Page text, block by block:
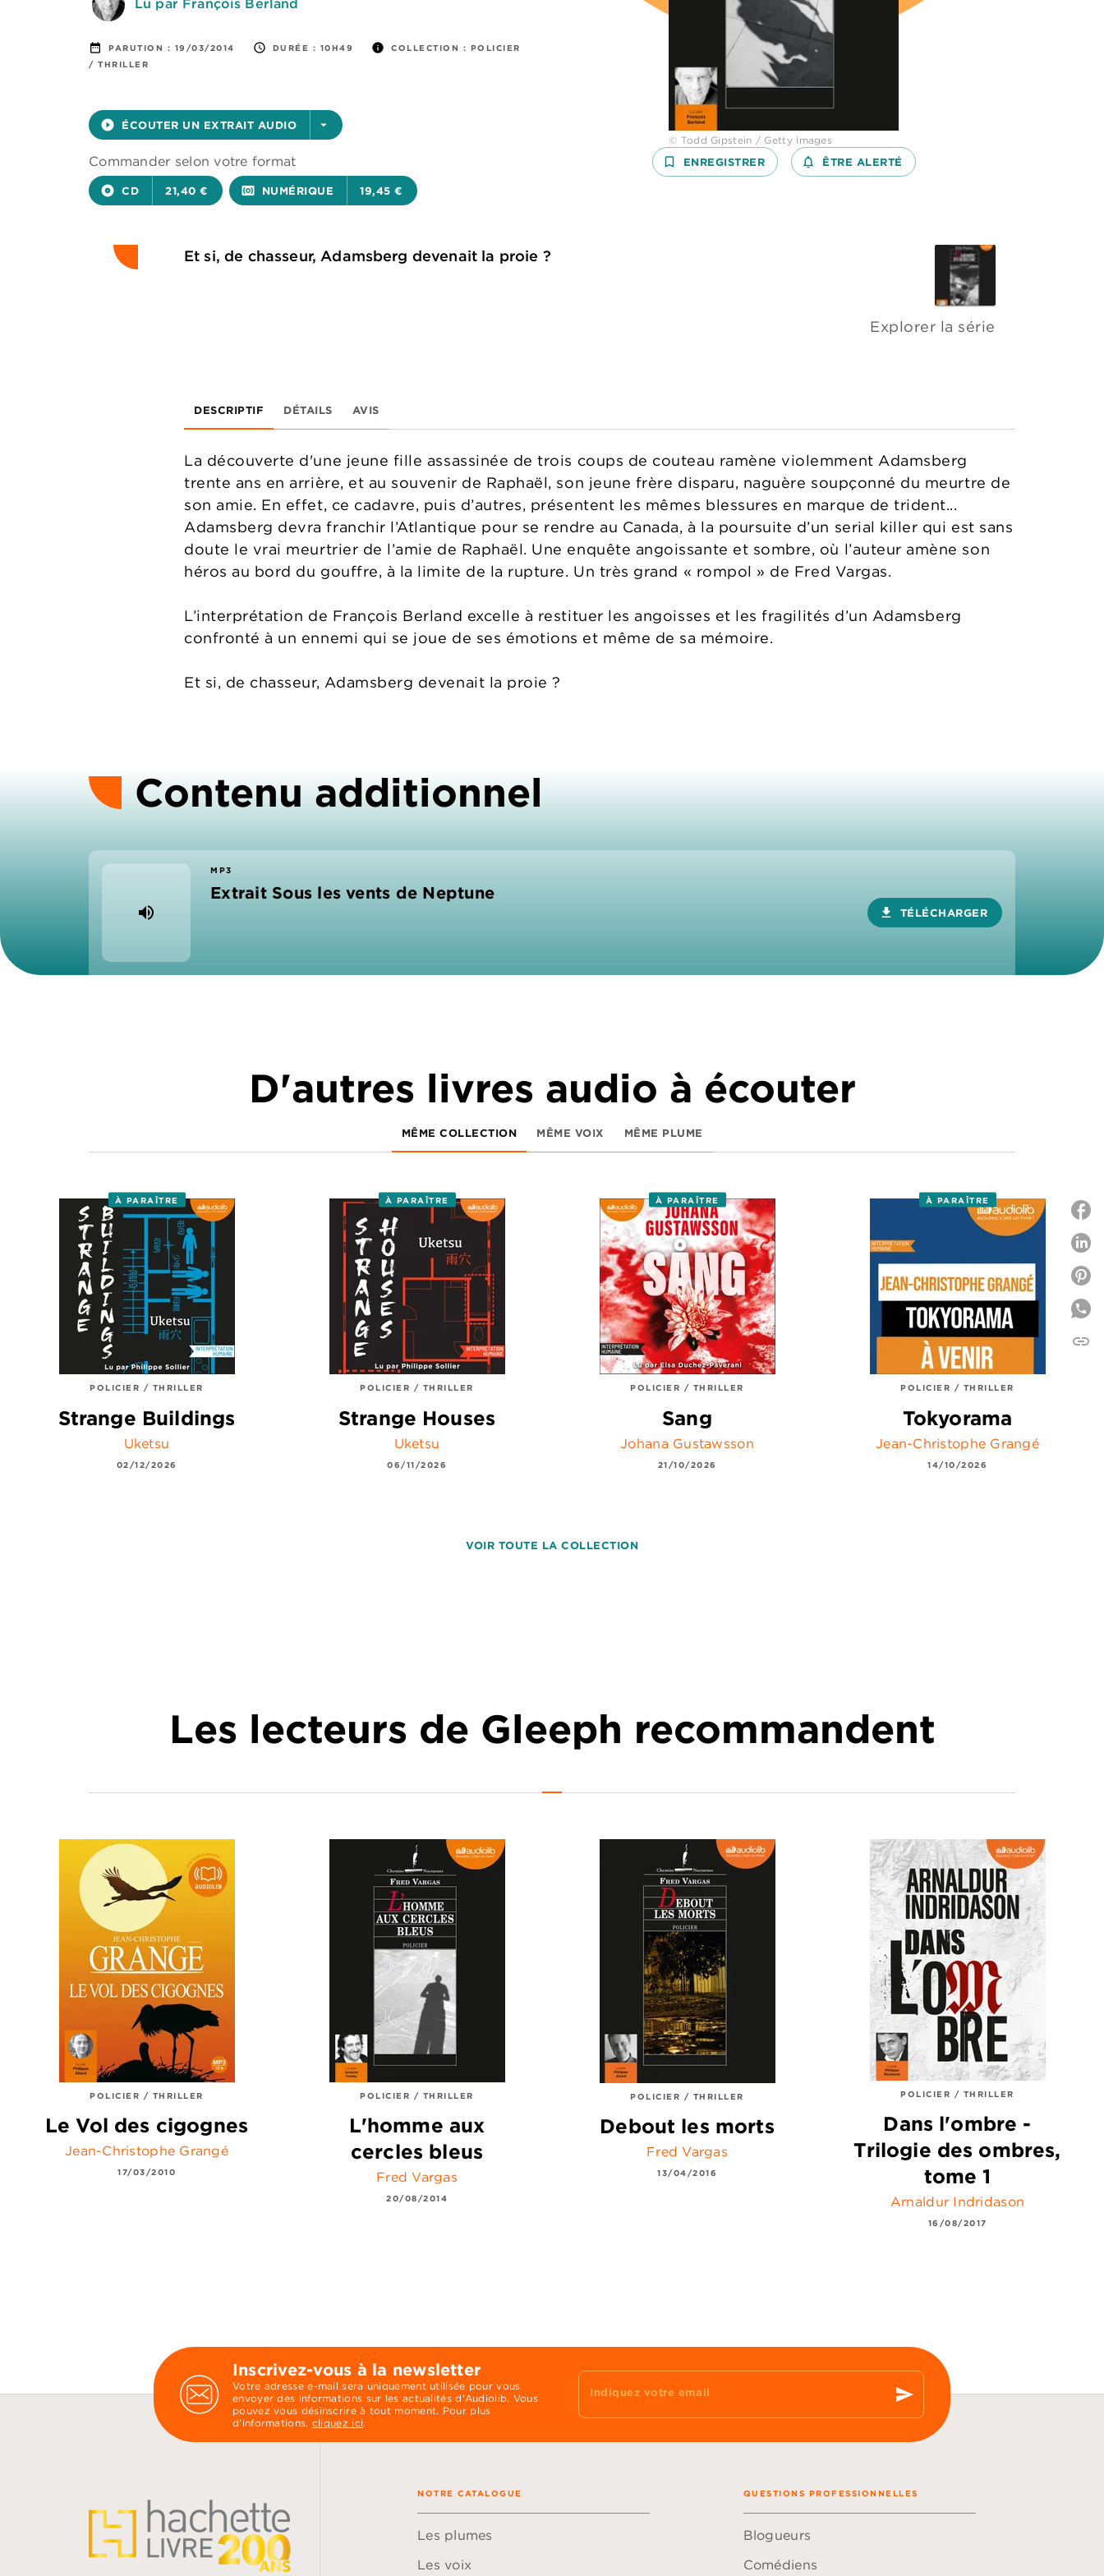
Lu par François Berland
date_range PARUTION : 19/03/2014 access_time DURÉE : 10H49 info COLLECTION : POLICIER
/ THRILLER
play_circle_filled ÉCOUTER UN EXTRAIT AUDIO arrow_drop_down
Commander selon votre format
album CD 21,40 € surround_sound NUMÉRIQUE 19,45 €
© Todd Gipstein / Getty Images
bookmark_border ENREGISTRER notifications_none_outlined
ÊTRE ALERTÉ
Et si, de chasseur, Adamsberg devenait la proie ?
Explorer la série
DESCRIPTIF DÉTAILS AVIS
La découverte d'une jeune fille assassinée de trois coups de couteau ramène violemment Adamsberg
trente ans en arrière, et au souvenir de Raphaël, son jeune frère disparu, naguère soupçonné du meurtre de
son amie. En effet, ce cadavre, puis d’autres, présentent les mêmes blessures en marque de trident...
Adamsberg devra franchir l’Atlantique pour se rendre au Canada, à la poursuite d’un serial killer qui est sans
doute le vrai meurtrier de l’amie de Raphaël. Une enquête angoissante et sombre, où l’auteur amène son
héros au bord du gouffre, à la limite de la rupture. Un très grand « rompol » de Fred Vargas.
L’interprétation de François Berland excelle à restituer les angoisses et les fragilités d’un Adamsberg
confronté à un ennemi qui se joue de ses émotions et même de sa mémoire.
Et si, de chasseur, Adamsberg devenait la proie ?
Contenu additionnel
volume_up
MP3
Extrait Sous les vents de Neptune
download TÉLÉCHARGER
D'autres livres audio à écouter
MÊME COLLECTION MÊME VOIX MÊME PLUME
À PARAÎTRE
POLICIER / THRILLER
Strange Buildings
Uketsu
02/12/2026
À PARAÎTRE
POLICIER / THRILLER
Strange Houses
Uketsu
06/11/2026
À PARAÎTRE
POLICIER / THRILLER
Sang
Johana Gustawsson
21/10/2026
À PARAÎTRE
POLICIER / THRILLER
Tokyorama
Jean-Christophe Grangé
14/10/2026
VOIR TOUTE LA COLLECTION
Les lecteurs de Gleeph recommandent
POLICIER / THRILLER
Le Vol des cigognes
Jean-Christophe Grangé
17/03/2010
POLICIER / THRILLER
L'homme aux
cercles bleus
Fred Vargas
20/08/2014
POLICIER / THRILLER
Debout les morts
Fred Vargas
13/04/2016
POLICIER / THRILLER
Dans l'ombre -
Trilogie des ombres,
tome 1
Arnaldur Indridason
16/08/2017
link
Inscrivez-vous à la newsletter
Votre adresse e-mail sera uniquement utilisée pour vous
envoyer des informations sur les actualités d'Audiolib. Vous
pouvez vous désinscrire à tout moment. Pour plus
d’informations, cliquez ici.
Indiquez votre email send
NOTRE CATALOGUE
Les plumes
Les voix
QUESTIONS PROFESSIONNELLES
Blogueurs
Comédiens